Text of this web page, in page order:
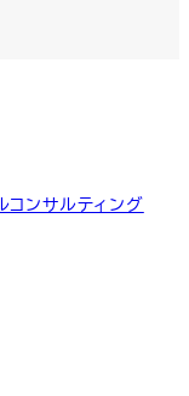
コンサルティング